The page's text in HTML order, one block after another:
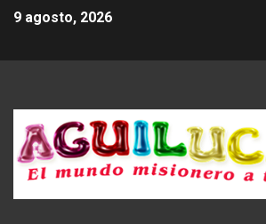
9 agosto, 2026